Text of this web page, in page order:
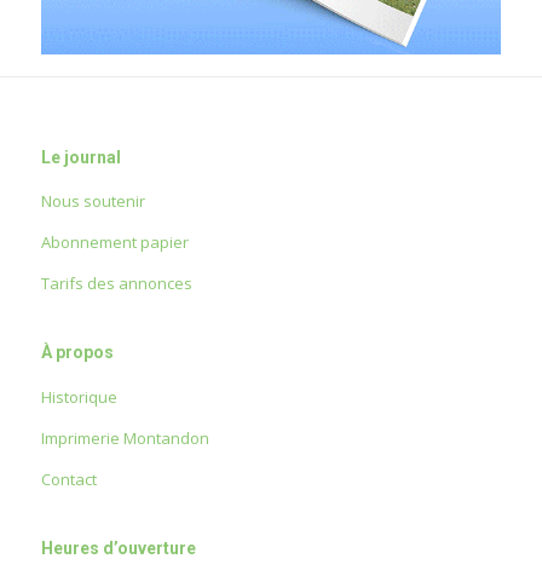
Le journal
Nous soutenir
Abonnement papier
Tarifs des annonces
À propos
Historique
Imprimerie Montandon
Contact
Heures d’ouverture